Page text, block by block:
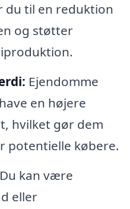
du til en reduktion
og støtter
Ejendomme
en højere
hvilket gør dem
potentielle købere.
Du kan være
eller